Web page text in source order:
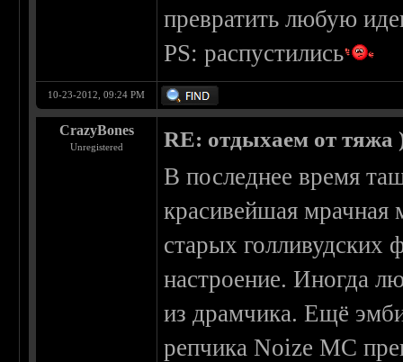
превратить любую
PS: распустились
10-23-2012, 09:24 PM
CrazyBones
Unregistered RE: отдыхаем от тяжа
В последнее время
красивейшая мрачная
старых голливудских
настроение. Иногда
из драмчика. Ещё
репчика Noize MC